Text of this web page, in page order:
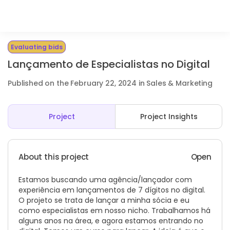
Evaluating bids
Lançamento de Especialistas no Digital
Published on the February 22, 2024 in Sales & Marketing
Project Project Insights
About this project Open
Estamos buscando uma agência/lançador com
experiência em lançamentos de 7 dígitos no digital.
O projeto se trata de lançar a minha sócia e eu
como especialistas em nosso nicho. Trabalhamos há
alguns anos na área, e agora estamos entrando no